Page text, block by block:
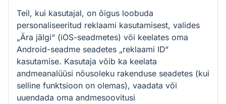
Teil, kui kasutajal, on õigus loobuda
personaliseeritud reklaami kasutamisest, valides
„Ära jälgi“ (iOS-seadmetes) või keelates oma
Android-seadme seadetes „reklaami ID“
kasutamise. Kasutaja võib ka keelata
andmeanalüüsi nõusoleku rakenduse seadetes (kui
selline funktsioon on olemas), vaadata või
uuendada oma andmesoovitusi